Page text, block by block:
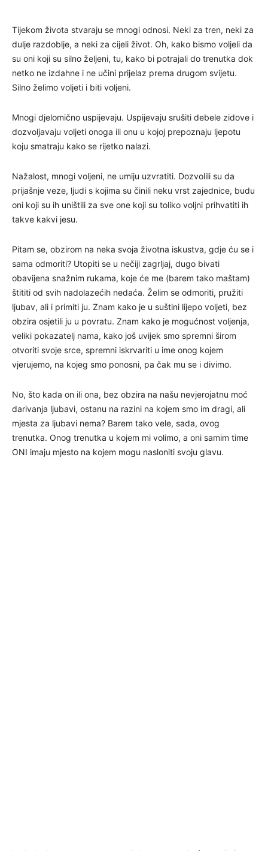
Tijekom života stvaraju se mnogi odnosi. Neki za tren, neki za
dulje razdoblje, a neki za cijeli život. Oh, kako bismo voljeli da
su oni koji su silno željeni, tu, kako bi potrajali do trenutka dok
netko ne izdahne i ne učini prijelaz prema drugom svijetu.
Silno želimo voljeti i biti voljeni.
Mnogi djelomično uspijevaju. Uspijevaju srušiti debele zidove i
dozvoljavaju voljeti onoga ili onu u kojoj prepoznaju ljepotu
koju smatraju kako se rijetko nalazi.
Nažalost, mnogi voljeni, ne umiju uzvratiti. Dozvolili su da
prijašnje veze, ljudi s kojima su činili neku vrst zajednice, budu
oni koji su ih uništili za sve one koji su toliko voljni prihvatiti ih
takve kakvi jesu.
Pitam se, obzirom na neka svoja životna iskustva, gdje ću se i
sama odmoriti? Utopiti se u nečiji zagrljaj, dugo bivati
obavijena snažnim rukama, koje će me (barem tako maštam)
štititi od svih nadolazećih nedaća. Želim se odmoriti, pružiti
ljubav, ali i primiti ju. Znam kako je u suštini lijepo voljeti, bez
obzira osjetili ju u povratu. Znam kako je mogućnost voljenja,
veliki pokazatelj nama, kako još uvijek smo spremni širom
otvoriti svoje srce, spremni iskrvariti u ime onog kojem
vjerujemo, na kojeg smo ponosni, pa čak mu se i divimo.
No, što kada on ili ona, bez obzira na našu nevjerojatnu moć
darivanja ljubavi, ostanu na razini na kojem smo im dragi, ali
mjesta za ljubavi nema? Barem tako vele, sada, ovog
trenutka. Onog trenutka u kojem mi volimo, a oni samim time
ONI imaju mjesto na kojem mogu nasloniti svoju glavu.